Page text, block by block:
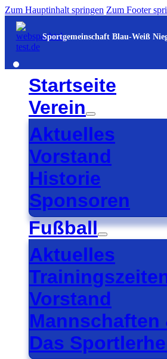
Zum Hauptinhalt springen Zum Footer
Sportgemeinschaft Blau-Weiß
Startseite
Verein
Aktuelles
Vorstand
Historie
Sponsoren
Fußball
Aktuelles
Vorstand
Mannschaften
Das